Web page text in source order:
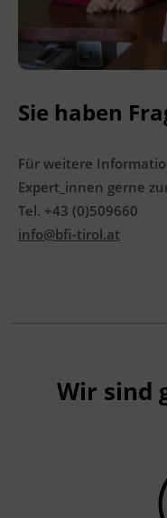
BFI Tirol
Ing.-Etzel-Straße 7
6020 Innsbruck
Terminübersicht
Sie haben
Für weitere
Expert_innen gerne
Tel. +43 (0)509660
info@bfi-tirol.at
Wir sind